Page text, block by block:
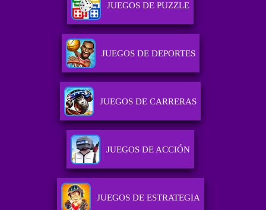
JUEGOS DE PUZZLE
JUEGOS DE DEPORTES
JUEGOS DE CARRERAS
JUEGOS DE ACCIÓN
JUEGOS DE ESTRATEGIA